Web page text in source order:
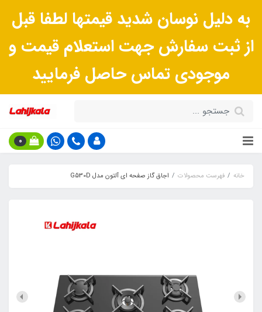
به دلیل نوسان شدید قیمتها لطفا قبل
از ثبت سفارش جهت استعلام قیمت و
موجودی تماس حاصل فرمایید
0
خانه فهرست محصولات اجاق گاز صفحه ای آلتون مدل G530D